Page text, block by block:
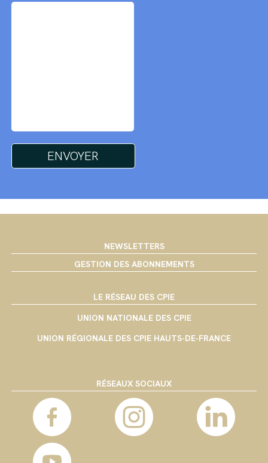
NEWSLETTERS
GESTION DES ABONNEMENTS
LE RÉSEAU DES CPIE
UNION NATIONALE DES CPIE
UNION RÉGIONALE DES CPIE HAUTS-DE-FRANCE
RÉSEAUX SOCIAUX